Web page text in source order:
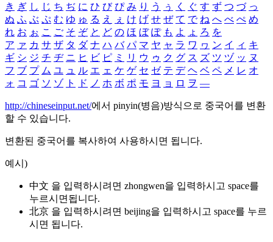
き ぎ し じ ち ぢ に ひ び ぴ み り う ぅ く ぐ す ず つ づ っ
ぬ ふ ぶ ぷ む ゆ ゅ る え ぇ け げ せ ぜ て で ね へ べ ぺ め
れ お ぉ こ ご そ ぞ と ど の ほ ぼ ぽ も よ ょ ろ を
ア ァ カ サ ザ タ ダ ナ ハ バ パ マ ヤ ャ ラ ワ ヮ ン イ ィ キ
ギ シ ジ チ ヂ ニ ヒ ビ ピ ミ リ ウ ゥ ク グ ス ズ ツ ヅ ッ ヌ
フ ブ プ ム ユ ュ ル エ ェ ケ ゲ セ ゼ テ デ ヘ ベ ペ メ レ オ
ォ コ ゴ ソ ゾ ト ド ノ ホ ボ ポ モ ヨ ョ ロ ヲ ―
http://chineseinput.net/에서 pinyin(병음)방식으로 중국어를 변환
할 수 있습니다.
변환된 중국어를 복사하여 사용하시면 됩니다.
예시)
中文 을 입력하시려면 zhongwen을 입력하시고 space를
누르시면됩니다.
北京 을 입력하시려면 beijing을 입력하시고 space를 누르
시면 됩니다.